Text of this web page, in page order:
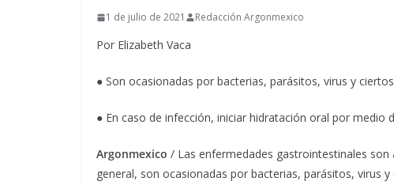
1 de julio de 2021 Redacción Argonmexico
Por Elizabeth Vaca
● Son ocasionadas por bacterias, parásitos, virus y
● En caso de infección, iniciar hidratación oral por
Argonmexico / Las enfermedades gastrointestinales
general, son ocasionadas por bacterias, parásitos, virus